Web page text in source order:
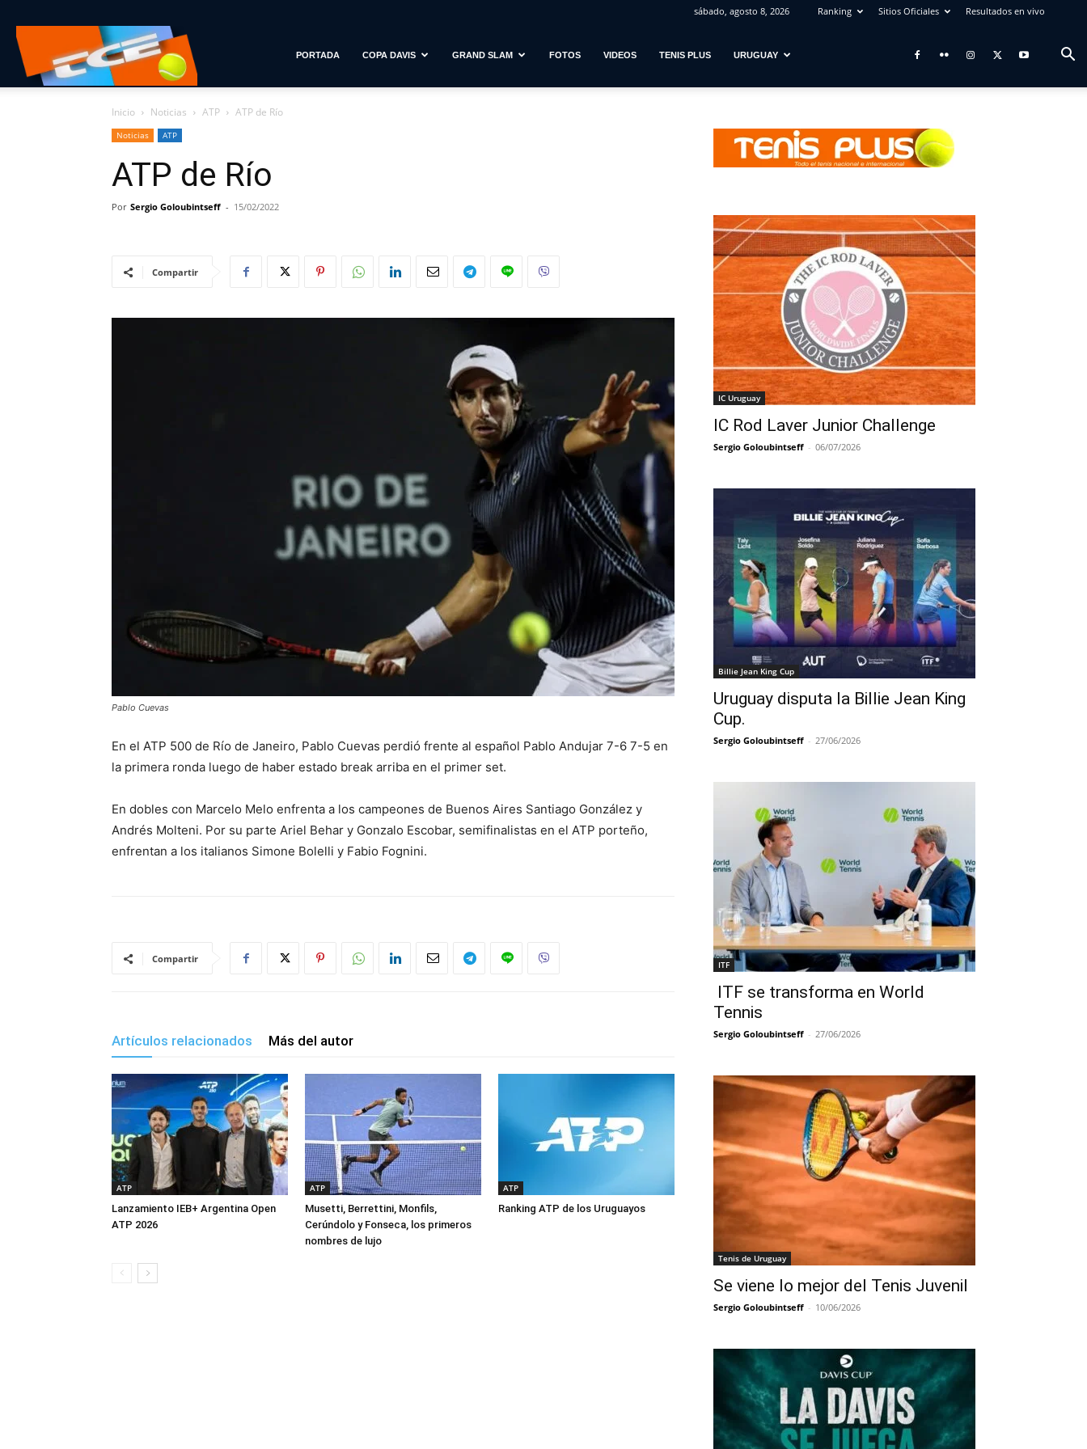
sábado, agosto 8, 2026 Ranking Sitios Oficiales Resultados en vivo
con
Estilo
PORTADA COPA DAVIS GRAND SLAM FOTOS VIDEOS TENIS PLUS URUGUAY
Inicio Noticias ATP ATP de Río
Noticias ATP
ATP de Río
Por Sergio Goloubintseff - 15/02/2022
Compartir
Pablo Cuevas
En el ATP 500 de Río de Janeiro, Pablo Cuevas perdió frente al español Pablo Andujar 7-6 7-5 en
la primera ronda luego de haber estado break arriba en el primer set.
En dobles con Marcelo Melo enfrenta a los campeones de Buenos Aires Santiago González y
Andrés Molteni. Por su parte Ariel Behar y Gonzalo Escobar, semifinalistas en el ATP porteño,
enfrentan a los italianos Simone Bolelli y Fabio Fognini.
Compartir
Artículos relacionados Más del autor
ATP
Lanzamiento IEB+ Argentina Open
ATP 2026
ATP
Musetti, Berrettini, Monfils,
Cerúndolo y Fonseca, los primeros
nombres de lujo
ATP
Ranking ATP de los Uruguayos
IC Uruguay
IC Rod Laver Junior Challenge
Sergio Goloubintseff - 06/07/2026
Billie Jean King Cup
Uruguay disputa la Billie Jean King
Cup.
Sergio Goloubintseff - 27/06/2026
ITF
ITF se transforma en World
Tennis
Sergio Goloubintseff - 27/06/2026
Tenis de Uruguay
Se viene lo mejor del Tenis Juvenil
Sergio Goloubintseff - 10/06/2026